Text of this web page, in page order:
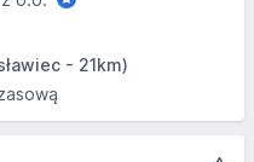
- 21km)